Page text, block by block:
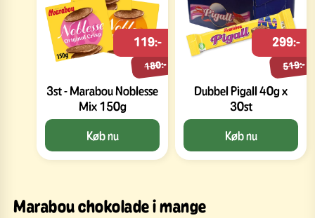
3st - Marabou Noblesse
Mix 150g
180:-
119:-
Køb nu
Dubbel Pigall 40g x
30st
519:-
299:-
Køb nu
Marabou chokolade i mange